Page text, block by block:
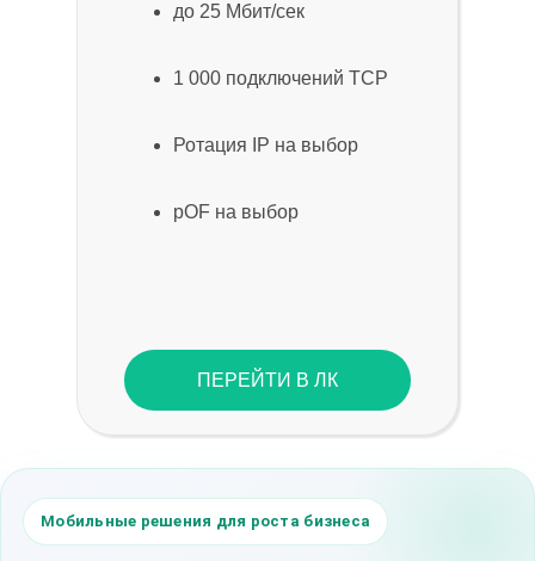
ПЕРЕЙТИ В ЛК
до 25 Мбит/сек
1 000 подключений TCP
Ротация IP на выбор
pOF на выбор
Мобильные решения для роста бизнеса